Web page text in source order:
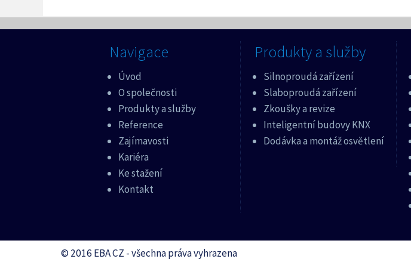
Navigace
Úvod
O společnosti
Produkty a služby
Reference
Zajímavosti
Kariéra
Ke stažení
Kontakt
Produkty a služby
Silnoproudá zařízení
Slaboproudá zařízení
Zkoušky a revize
Inteligentní budovy KNX
Dodávka a montáž osvětlení
© 2016 EBA CZ - všechna práva vyhrazena